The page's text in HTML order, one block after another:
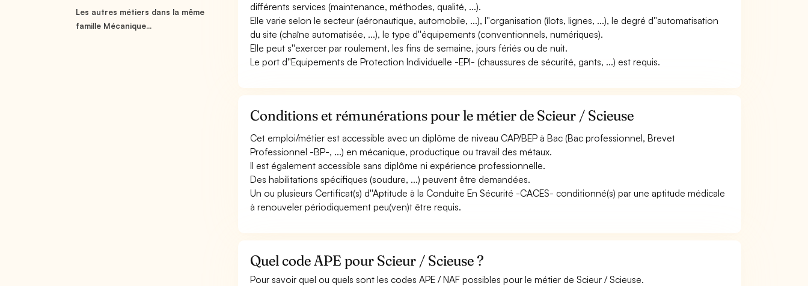
Les autres métiers dans la même
famille Mécanique...
différents services (maintenance, méthodes, qualité, ...).
Elle varie selon le secteur (aéronautique, automobile, ...), l''organisation (îlots, lignes, ...), le degré d''automatisation
du site (chaîne automatisée, ...), le type d''équipements (conventionnels, numériques).
Elle peut s''exercer par roulement, les fins de semaine, jours fériés ou de nuit.
Le port d''Equipements de Protection Individuelle -EPI- (chaussures de sécurité, gants, ...) est requis.
Conditions et rémunérations pour le métier de Scieur / Scieuse
Cet emploi/métier est accessible avec un diplôme de niveau CAP/BEP à Bac (Bac professionnel, Brevet
Professionnel -BP-, ...) en mécanique, productique ou travail des métaux.
Il est également accessible sans diplôme ni expérience professionnelle.
Des habilitations spécifiques (soudure, ...) peuvent être demandées.
Un ou plusieurs Certificat(s) d''Aptitude à la Conduite En Sécurité -CACES- conditionné(s) par une aptitude médicale
à renouveler périodiquement peu(ven)t être requis.
Quel code APE pour Scieur / Scieuse ?
Pour savoir quel ou quels sont les codes APE / NAF possibles pour le métier de Scieur / Scieuse.